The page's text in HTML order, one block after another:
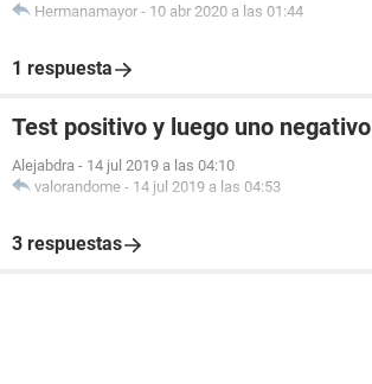
Hermanamayor - 10 abr 2020 a las 01:44
1 respuesta
Test positivo y luego uno negativo
Alejabdra - 14 jul 2019 a las 04:10
valorandome - 14 jul 2019 a las 04:53
3 respuestas